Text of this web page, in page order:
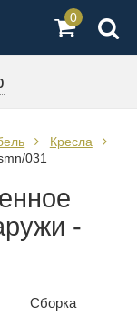
0
Кресла
031
-
Сборка